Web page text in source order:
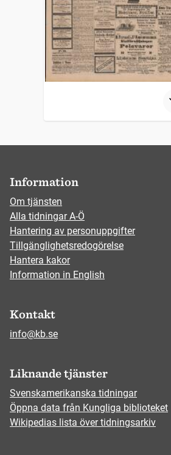
Information
Om tjänsten
Alla tidningar A-Ö
Hantering av personuppgifter
Tillgänglighetsredogörelse
Hantera kakor
Information in English
Kontakt
info@kb.se
Liknande tjänster
Svenskamerikanska tidningar
Öppna data från Kungliga biblioteket
Wikipedias lista över tidningsarkiv